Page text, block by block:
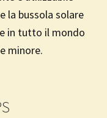
la bussola solare
in tutto il mondo
minore.